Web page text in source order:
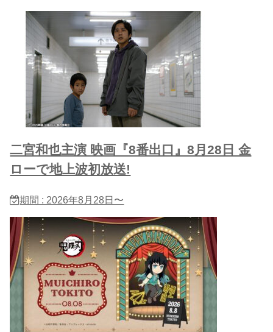
二宮和也主演 映画『8番出口』8月28日 金
ローで地上波初放送!
期間 : 2026年8月28日〜